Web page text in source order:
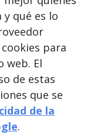
qué es lo
para
web. El
de estas
que se
de la
.